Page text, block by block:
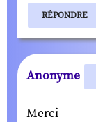
RÉPONDRE
Anonyme
Merci